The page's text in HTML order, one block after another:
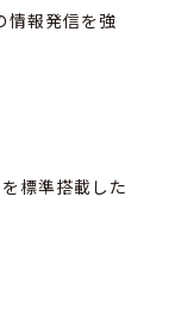
情報発信を強
標準搭載した